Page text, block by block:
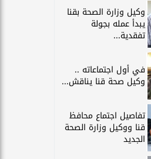
وكيل وزارة الصحة بقنا
يبدأ عمله بجولة
تفقدية...
في أول اجتماعاته ..
وكيل صحة قنا يناقش...
تفاصيل اجتماع محافظ
قنا ووكيل وزارة الصحة
الجديد